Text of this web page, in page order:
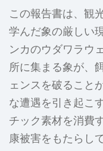
この報告書は、観
学んだ象の厳しい
ンカのウダワラウ
所に集まる象が、
ェンスを破ること
な遭遇を引き起こ
チック素材を消費
康被害をもたらし